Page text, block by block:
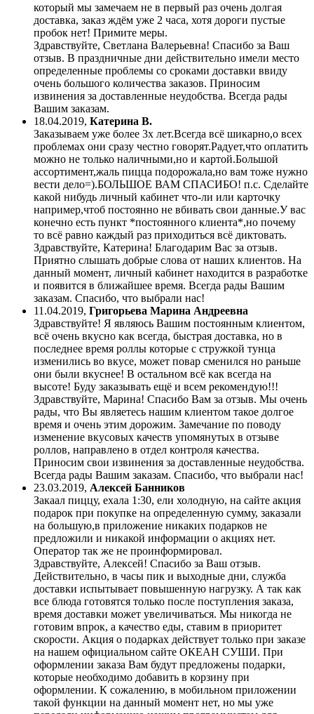
который мы замечаем не в первый раз очень долгая
доставка, заказ ждём уже 2 часа, хотя дороги пустые
пробок нет! Примите меры.
Здравствуйте, Светлана Валерьевна! Спасибо за Ваш
отзыв. В праздничные дни действительно имели место
определенные проблемы со сроками доставки ввиду
очень большого количества заказов. Приносим
извинения за доставленные неудобства. Всегда рады
Вашим заказам.
18.04.2019, Катерина В.
Заказываем уже более 3х лет.Всегда всё шикарно,о всех
проблемах они сразу честно говорят.Радует,что оплатить
можно не только наличными,но и картой.Большой
ассортимент,жаль пицца подорожала,но вам тоже нужно
вести дело=).БОЛЬШОЕ ВАМ СПАСИБО! п.с. Сделайте
какой нибудь личный кабинет что-ли или карточку
например,чтоб постоянно не вбивать свои данные.У вас
конечно есть пункт *постоянного клиента*,но почему
то всё равно каждый раз приходиться всё диктовать.
Здравствуйте, Катерина! Благодарим Вас за отзыв.
Приятно слышать добрые слова от наших клиентов. На
данный момент, личный кабинет находится в разработке
и появится в ближайшее время. Всегда рады Вашим
заказам. Спасибо, что выбрали нас!
11.04.2019, Григорьева Марина Андреевна
Здравствуйте! Я являюсь Вашим постоянным клиентом,
всё очень вкусно как всегда, быстрая доставка, но в
последнее время роллы которые с стружкой тунца
изменились во вкусе, может повар сменился но раньше
они были вкуснее! В остальном всё как всегда на
высоте! Буду заказывать ещё и всем рекомендую!!!
Здравствуйте, Марина! Спасибо Вам за отзыв. Мы очень
рады, что Вы являетесь нашим клиентом такое долгое
время и очень этим дорожим. Замечание по поводу
изменение вкусовых качеств упомянутых в отзыве
роллов, направлено в отдел контроля качества.
Приносим свои извинения за доставленные неудобства.
Всегда рады Вашим заказам. Спасибо, что выбрали нас!
23.03.2019, Алексей Банников
Закаал пиццу, ехала 1:30, ели холодную, на сайте акция
подарок при покупке на определенную сумму, заказали
на большую,в приложение никаких подарков не
предложили и никакой информации о акциях нет.
Оператор так же не проинформировал.
Здравствуйте, Алексей! Спасибо за Ваш отзыв.
Действительно, в часы пик и выходные дни, служба
доставки испытывает повышенную нагрузку. А так как
все блюда готовятся только после поступления заказа,
время доставки может увеличиваться. Мы никогда не
готовим впрок, а качество еды, ставим в приоритет
скорости. Акция о подарках действует только при заказе
на нашем официальном сайте ОКЕАН СУШИ. При
оформлении заказа Вам будут предложены подарки,
которые необходимо добавить в корзину при
оформлении. К сожалению, в мобильном приложении
такой функции на данный момент нет, но мы уже